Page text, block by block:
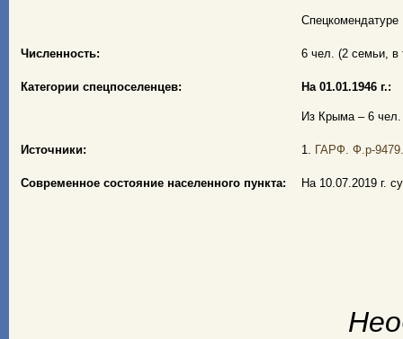
Численность: 6 чел. (2 семьи, в
Категории спецпоселенцев: На 01.01.1946 г.:
Из Крыма – 6
Источники: 1. ГАРФ. Ф.р-
Современное состояние населенного пункта: На 10.07.2019 г.